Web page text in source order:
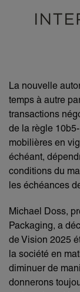
La nouvelle
temps à autre
transactions
de la règle
mobilières en
échéant,
conditions du
les échéances
Michael Doss,
Packaging, a
de Vision 2025
la société en
diminuer de
donnerons